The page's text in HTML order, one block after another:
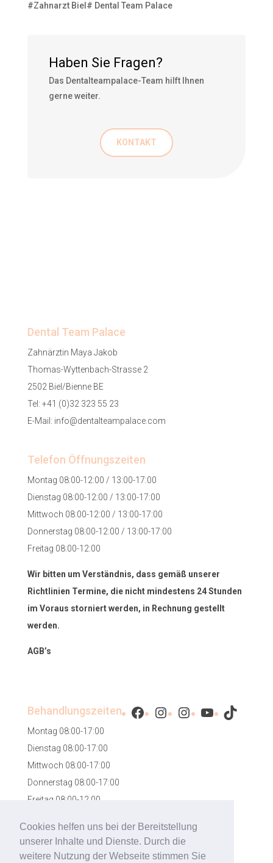
Cookies helfen uns bei der Bereitstellung
unserer Inhalte und Dienste. Durch die
weitere Nutzung der Webseite stimmen Sie
#Zahnarzt Biel# Dental Team Palace
Haben Sie Fragen?
Das Dentalteampalace-Team hilft Ihnen
gerne weiter.
KONTAKT
Dental Team Palace
Zahnärztin Maya Jakob
Thomas-Wyttenbach-Strasse 2
2502 Biel/Bienne BE
Tel: +41 (0)32 323 55 23
E-Mail: info@dentalteampalace.com
Telefon Öffnungszeiten
Montag 08:00-12:00 / 13:00-17:00
Dienstag 08:00-12:00 / 13:00-17:00
Mittwoch 08:00-12:00 / 13:00-17:00
Donnerstag 08:00-12:00 / 13:00-17:00
Freitag 08:00-12:00
Wir bitten um Verständnis, dass gemäß unserer
Richtlinien Termine, die nicht mindestens 24 Stunden
im Voraus storniert werden, in Rechnung gestellt
werden.
AGB’s
Behandlungszeiten
Montag 08:00-17:00
Dienstag 08:00-17:00
Mittwoch 08:00-17:00
Donnerstag 08:00-17:00
Freitag 08:00-12:00
Facebook
Instagram
Instagram
YouTube
TikTok